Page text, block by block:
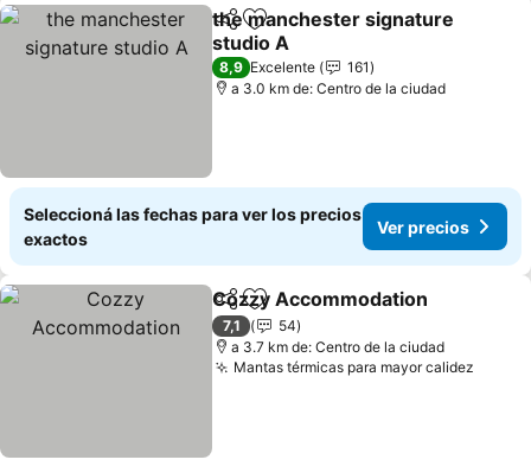
CompartirAñadir a favoritos
the manchester signature
studio A
8,9 Excelente
161
a 3.0 km de: Centro de la ciudad
Seleccioná las fechas para ver los precios
exactos
Ver precios
CompartirAñadir a favoritos
Cozzy Accommodation
7,1
54
a 3.7 km de: Centro de la ciudad
Mantas térmicas para mayor calidez